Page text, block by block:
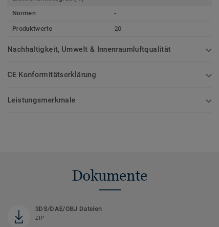
Normen
-
Produktwerte 20
Nachhaltigkeit, Umwelt & Innenraumluftqualität
CE Konformitätserklärung
Leistungsmerkmale
Dokumente
3DS/DAE/OBJ Dateien
ZIP